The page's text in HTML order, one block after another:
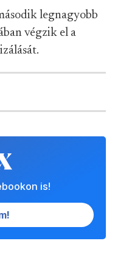
legnagyobb
végzik el a
is!